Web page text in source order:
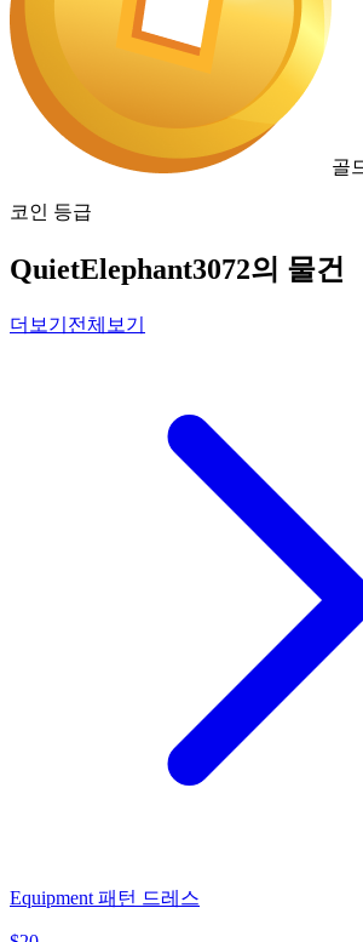
골
코인 등급
QuietElephant3072의 물건
더보기 전체보기
Equipment 패턴 드레스